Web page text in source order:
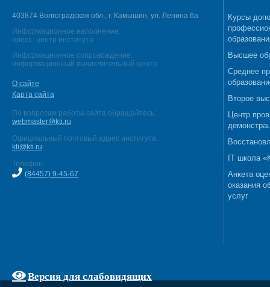
403874 Волгоградская обл., г. Камышин, ул. Ленина 6а
Информационное наполнение:
пресс–центр института
Информационное сопровождение:
информационный вычислительный центр
О сайте
Карта сайта
По вопросам работы сайта обращайтесь:
webmaster@kti.ru
Официальный почтовый адрес института:
kti@kti.ru
Телефон:
(84457) 9-45-67
Версия для слабовидящих
Курсы
Высшее
Среднее
Второе
Центр
IT школа
Анкета
оказания
услуг